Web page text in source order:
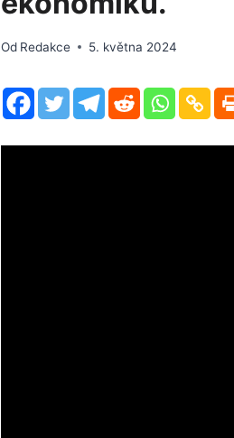
Od Redakce 5. května 2024